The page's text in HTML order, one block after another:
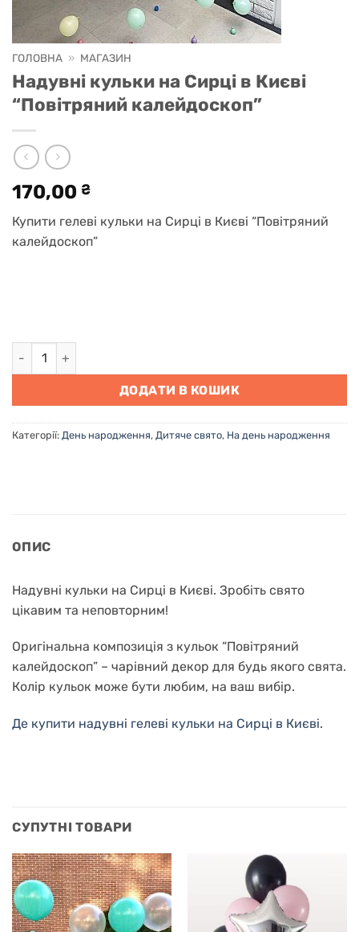
ГОЛОВНА » МАГАЗИН
Надувні кульки на Сирці в Києві
“Повітряний калейдоскоп”
170,00 ₴
Купити гелеві кульки на Сирці в Києві “Повітряний
калейдоскоп”
Надувні кульки на Сирці в Києві "Повітряний
ДОДАТИ В КОШИК
Категорії: День народження, Дитяче свято, На день народження
ОПИС
Надувні кульки на Сирці в Києві. Зробіть свято
цікавим та неповторним!
Оригінальна композиція з кульок “Повітряний
калейдоскоп” – чарівний декор для будь якого свята.
Колір кульок може бути любим, на ваш вибір.
Де купити надувні гелеві кульки на Сирці в Києві.
СУПУТНІ ТОВАРИ